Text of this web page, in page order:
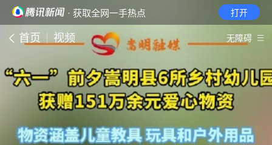
· 获取全网一手热点 打开
首页 视频 无障碍